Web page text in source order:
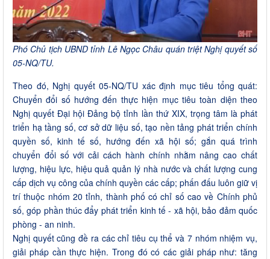
Phó Chủ tịch UBND tỉnh Lê Ngọc Châu quán triệt Nghị quyết số
05-NQ/TU.
Theo đó, Nghị quyết 05-NQ/TU xác định mục tiêu tổng quát:
Chuyển đổi số hướng đến thực hiện mục tiêu toàn diện theo
Nghị quyết Đại hội Đảng bộ tỉnh lần thứ XIX, trọng tâm là phát
triển hạ tầng số, cơ sở dữ liệu số, tạo nền tảng phát triển chính
quyền số, kinh tế số, hướng đến xã hội số; gắn quá trình
chuyển đổi số với cải cách hành chính nhằm nâng cao chất
lượng, hiệu lực, hiệu quả quản lý nhà nước và chất lượng cung
cấp dịch vụ công của chính quyền các cấp; phấn đấu luôn giữ vị
trí thuộc nhóm 20 tỉnh, thành phố có chỉ số cao về Chính phủ
số, góp phần thúc đẩy phát triển kinh tế - xã hội, bảo đảm quốc
phòng - an ninh.
Nghị quyết cũng đề ra các chỉ tiêu cụ thể và 7 nhóm nhiệm vụ,
giải pháp cần thực hiện. Trong đó có các giải pháp như: tăng